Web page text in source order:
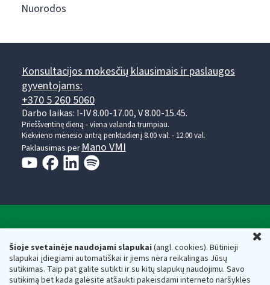
Šioje svetainėje naudojami slapukai(angl. cookies). Būtinieji
slapukai įdiegiami automatiškai ir jiems nėra reikalingas Jūsų
sutikimas. Taip pat galite sutikti ir su kitų slapukų naudojimu. Savo
sutikimą bet kada galėsite atšaukti pakeisdami interneto naršyklės
Nuorodos
Konsultacijos mokesčių klausimais ir paslaugos
gyventojams:
+370 5 260 5060
Darbo laikas: I-IV 8.00-17.00, V 8.00-15.45.
Prieššventinę dieną - viena valanda trumpiau.
Kiekvieno mėnesio antrą penktadienį 8.00 val. - 12.00 val.
Paklausimas per Mano VMI
Respublikos finansų ministerijos
Biudžetinė įstaiga. Juridinio asmens kodas — 188659752,
adresas: Vasario 16-osios g. 14, 01107 Vilnius, Lietuva, el.paštas: